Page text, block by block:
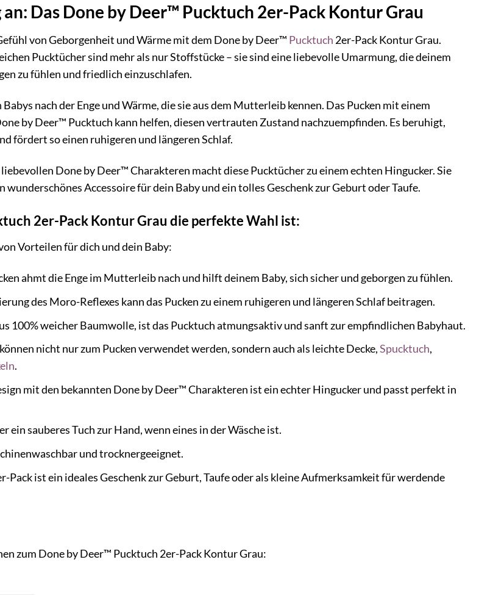
Das Done by Deer™ Pucktuch 2er-Pack Kontur Grau
von Geborgenheit und Wärme mit dem Done by Deer™ Pucktuch 2er-Pack Kontur Grau.
Pucktücher sind mehr als nur Stoffstücke – sie sind eine liebevolle Umarmung, die deinem
zu fühlen und friedlich einzuschlafen.
nach der Enge und Wärme, die sie aus dem Mutterleib kennen. Das Pucken mit einem
by Deer™ Pucktuch kann helfen, diesen vertrauten Zustand nachzuempfinden. Es beruhigt,
fördert so einen ruhigeren und längeren Schlaf.
Done by Deer™ Charakteren macht diese Pucktücher zu einem echten Hingucker. Sie
Accessoire für dein Baby und ein tolles Geschenk zur Geburt oder Taufe.
2er-Pack Kontur Grau die perfekte Wahl ist:
Vorteilen für dich und dein Baby:
ahmt die Enge im Mutterleib nach und hilft deinem Baby, sich sicher und geborgen zu fühlen.
des Moro-Reflexes kann das Pucken zu einem ruhigeren und längeren Schlaf beitragen.
100% weicher Baumwolle, ist das Pucktuch atmungsaktiv und sanft zur empfindlichen Babyhaut.
nicht nur zum Pucken verwendet werden, sondern auch als leichte Decke,Spucktuch,
.
mit den bekannten Done by Deer™ Charakteren ist ein echter Hingucker und passt perfekt in
ein sauberes Tuch zur Hand, wenn eines in der Wäsche ist.
und trocknergeeignet.
Pack ist ein ideales Geschenk zur Geburt, Taufe oder als kleine Aufmerksamkeit für werdende
zum Done by Deer™ Pucktuch 2er-Pack Kontur Grau: